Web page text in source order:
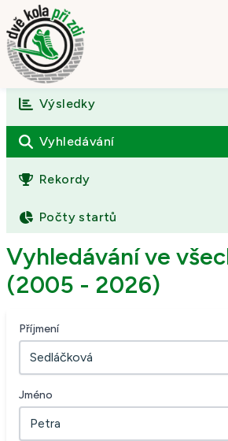
Úvod
O závodě
Výsledky
Fotogalerie
Kontakt
Výsledky
Vyhledávání
Rekordy
Počty startů
Vyhledávání ve
(2005 - 2026)
Příjmení
Jméno